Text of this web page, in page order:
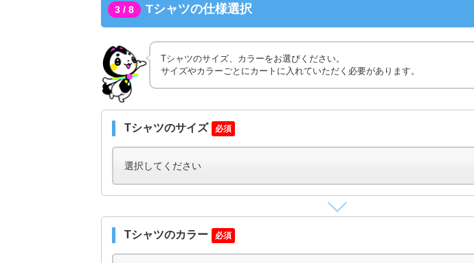
3 / 8 Tシャツの仕様選択
Tシャツのサイズ、カラーをお選びください。
サイズやカラーごとにカートに入れていただく必要があります。
Tシャツのサイズ 必須
Tシャツのカラー 必須